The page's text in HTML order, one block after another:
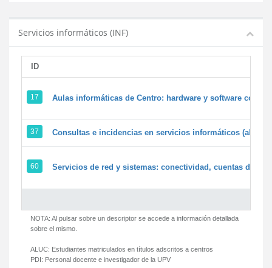
Servicios informáticos (INF)
ID
17 Aulas informáticas de Centro: hardware y software
37 Consultas e incidencias en servicios informáticos
60 Servicios de red y sistemas: conectividad, cuentas de
NOTA: Al pulsar sobre un descriptor se accede a información detallada
sobre el mismo.
ALUC: Estudiantes matriculados en títulos adscritos a centros
PDI: Personal docente e investigador de la UPV